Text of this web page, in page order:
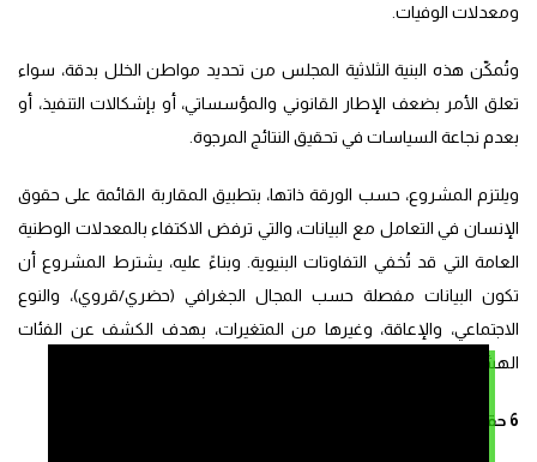
ومعدلات الوفيات.
وتُمكّن هذه البنية الثلاثية المجلس من تحديد مواطن الخلل بدقة، سواء
تعلق الأمر بضعف الإطار القانوني والمؤسساتي، أو بإشكالات التنفيذ، أو
بعدم نجاعة السياسات في تحقيق النتائج المرجوة.
ويلتزم المشروع، حسب الورقة ذاتها، بتطبيق المقاربة القائمة على حقوق
الإنسان في التعامل مع البيانات، والتي ترفض الاكتفاء بالمعدلات الوطنية
العامة التي قد تُخفي التفاوتات البنيوية. وبناءً عليه، يشترط المشروع أن
تكون البيانات مفصلة حسب المجال الجغرافي (حضري/قروي)، والنوع
الاجتماعي، والإعاقة، وغيرها من المتغيرات، بهدف الكشف عن الفئات
الهشة التي لا تزال خارج دائرة التمتع الفعلي بالحقوق.
6 حقوق ذات أولوية